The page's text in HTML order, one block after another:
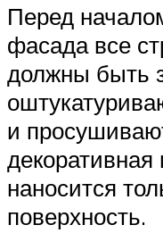
Перед
фасада все
должны быть
и
декоративная
наносится
поверхность.